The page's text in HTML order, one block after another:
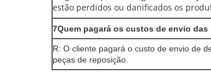
estão perdidos ou danificados os
7Quem pagará os custos de envio
R: O cliente pagará o custo de envio de
peças de reposição.